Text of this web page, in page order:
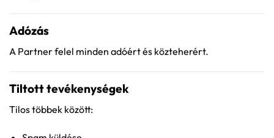
Adózás
A Partner felel minden adóért és közteherért.
Tiltott tevékenységek
Tilos többek között: